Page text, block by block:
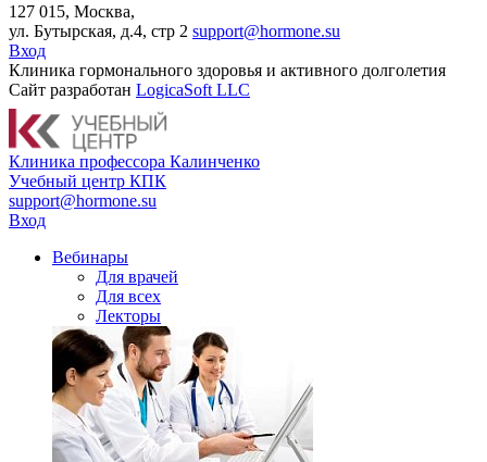
127 015, Москва,
ул. Бутырская, д.4, стр 2 support@hormone.su
Вход
Клиника гормонального здоровья и активного долголетия
Сайт разработан LogicaSoft LLC
Клиника профессора Калинченко
Учебный центр КПК
support@hormone.su
Вход
Вебинары
Для врачей
Для всех
Лекторы